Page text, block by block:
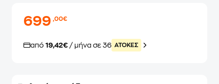
699,00€
από 19,42€ / μήνα σε 36 ATOKEΣ